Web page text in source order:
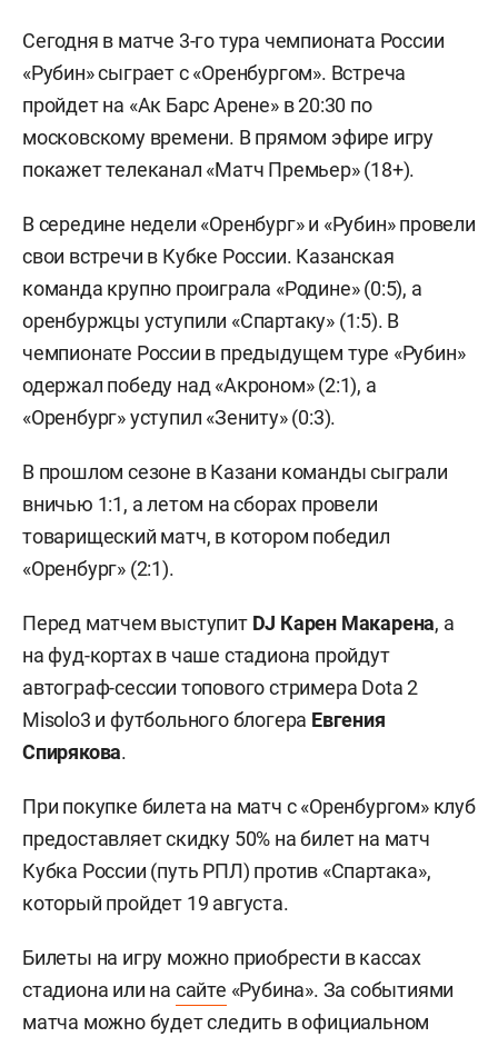
Сегодня в матче 3-го тура чемпионата России
«Рубин» сыграет с «Оренбургом». Встреча
пройдет на «Ак Барс Арене» в 20:30 по
московскому времени. В прямом эфире игру
покажет телеканал «Матч Премьер» (18+).
В середине недели «Оренбург» и «Рубин» провели
свои встречи в Кубке России. Казанская
команда крупно проиграла «Родине» (0:5), а
оренбуржцы уступили «Спартаку» (1:5). В
чемпионате России в предыдущем туре «Рубин»
одержал победу над «Акроном» (2:1), а
«Оренбург» уступил «Зениту» (0:3).
В прошлом сезоне в Казани команды сыграли
вничью 1:1, а летом на сборах провели
товарищеский матч, в котором победил
«Оренбург» (2:1).
Перед матчем выступит DJ Карен Макарена, а
на фуд-кортах в чаше стадиона пройдут
автограф-сессии топового стримера Dota 2
Misolo3 и футбольного блогера Евгения
Спирякова.
При покупке билета на матч с «Оренбургом» клуб
предоставляет скидку 50% на билет на матч
Кубка России (путь РПЛ) против «Спартака»,
который пройдет 19 августа.
Билеты на игру можно приобрести в кассах
стадиона или на сайте «Рубина». За событиями
матча можно будет следить в официальном